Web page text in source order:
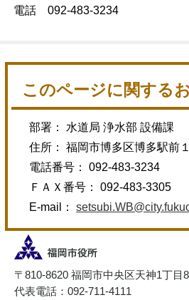
電話 092-483-3234
このページに関する
部署： 水道局 浄水部 設備課
住所： 福岡市博多区博多駅前
電話番号： 092-483-3234
ＦＡＸ番号： 092-483-3305
E-mail：
〒810-8620 福岡市中央区天神1丁目
代表電話：092-711-4111